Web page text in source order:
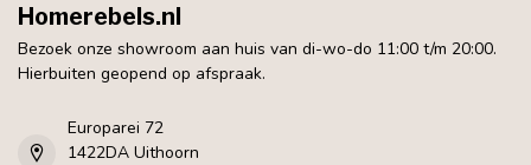
Homerebels.nl
Bezoek onze showroom aan huis van di-wo-do 11:00 t/m 20:00.
Hierbuiten geopend op afspraak.
Europarei 72
1422DA Uithoorn